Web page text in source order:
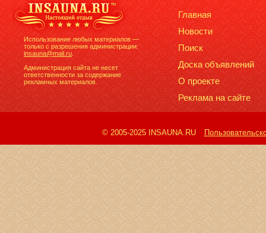
Использование любых материалов —
только с разрешения администрации:
insauna@mail.ru
Администрация сайта не несет
ответственности за содержание
рекламных материалов.
Главная
Новости
Поиск
Доска объявлений
О проекте
Реклама на сайте
© 2005-2025 INSAUNA.RU